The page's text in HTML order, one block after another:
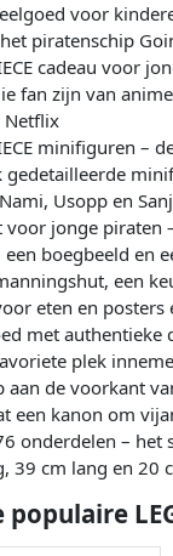
voor
piratenschip
cadeau voor
fan zijn van anime
Netflix
minifiguren –
gedetailleerde
Usopp en
voor jonge piraten
boegbeeld en
een
eten en posters
met authentieke
plek
aan de voorkant
een kanon om
onderdelen – het
39 cm lang en 20